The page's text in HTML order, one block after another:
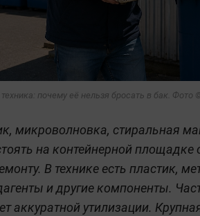
почему её нельзя бросать в бак. Фото
микроволновка, стиральная
на контейнерной площадке
В технике есть пластик,
и другие компоненты.
аккуратной утилизации.